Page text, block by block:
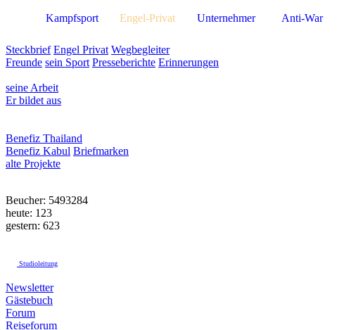
Steckbrief Engel Privat Wegbegleiter
Freunde sein Sport Presseberichte Erinnerungen
seine Arbeit
Er bildet aus
Benefiz Thailand
Benefiz Kabul Briefmarken
alte Projekte
Beucher: 5493284
heute: 123
gestern: 623
Studioleitung
Newsletter
Gästebuch
Forum
Reiseforum
Kampfsport Engel-Privat Unternehmer Anti-War